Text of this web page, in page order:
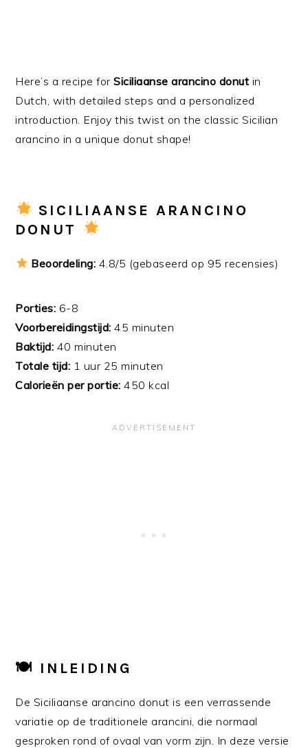
Here’s a recipe forSiciliaanse arancino donut in
Dutch, with detailed steps and a personalized
introduction. Enjoy this twist on the classic Sicilian
arancino in a unique donut shape!
SICILIAANSE ARANCINO
DONUT
Beoordeling: 4.8/5 (gebaseerd op 95 recensies)
Porties: 6-8
Voorbereidingstijd: 45 minuten
Baktijd: 40 minuten
Totale tijd: 1 uur 25 minuten
Calorieën per portie: 450 kcal
🍽 INLEIDING
De Siciliaanse arancino donut is een verrassende
variatie op de traditionele arancini, die normaal
gesproken rond of ovaal van vorm zijn. In deze versie